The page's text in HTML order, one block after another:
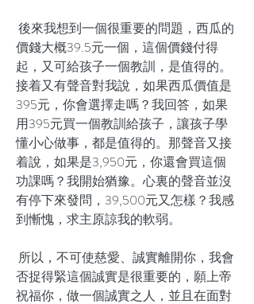
後來我想到一個很重要的問題，西瓜的
價錢大概39.5元一個，這個價錢付得
起，又可給孩子一個教訓，是值得的。
接着又有聲音對我說，如果西瓜價值是
395元，你會選擇走嗎？我回答，如果
用395元買一個教訓給孩子，讓孩子學
懂小心做事，都是值得的。那聲音又接
着說，如果是3,950元，你還會買這個
功課嗎？我開始猶豫。心裏的聲音並沒
有停下來發問，39,500元又怎樣？我感
到慚愧，求主原諒我的軟弱。
所以，不可使慈愛、誠實離開你，我會
否捉得緊這個誠實是很重要的，願上帝
祝福你，做一個誠實之人，並且在面對